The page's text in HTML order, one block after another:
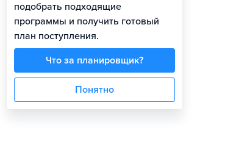
подобрать подходящие
программы и получить готовый
план поступления.
Что за планировщик?
Понятно